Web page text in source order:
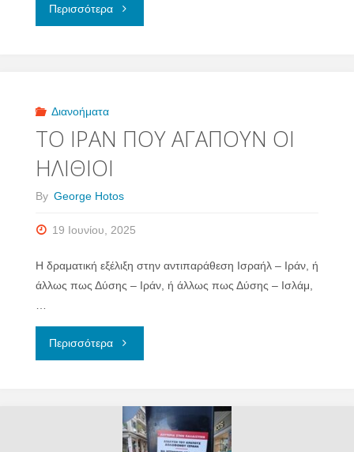
Περισσότερα"ΔΙΑΛΟΓΟΥ
Διανοήματα
ΤΟ ΙΡΑΝ ΠΟΥ ΑΓΑΠΟΥΝ ΟΙ
ΗΛΙΘΙΟΙ
By George Hotos
19 Ιουνίου, 2025
Η δραματική εξέλιξη στην αντιπαράθεση Ισραήλ – Ιράν, ή
άλλως πως Δύσης – Ιράν, ή άλλως πως Δύσης – Ισλάμ,
Περισσότερα"ΤΟ
ΠΟΥ
ΑΓΑΠΟΥΝ